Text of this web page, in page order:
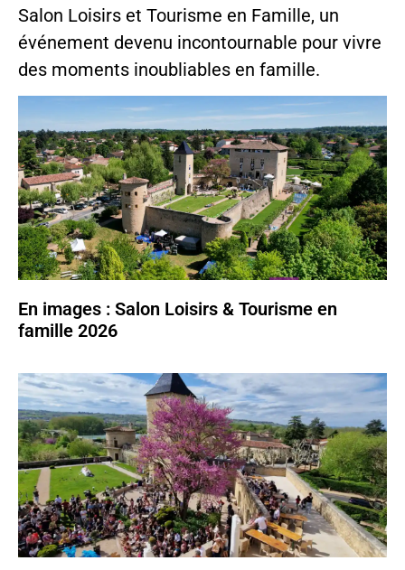
Salon Loisirs et Tourisme en Famille, un
événement devenu incontournable pour vivre
des moments inoubliables en famille.
En images : Salon Loisirs & Tourisme en
famille 2026